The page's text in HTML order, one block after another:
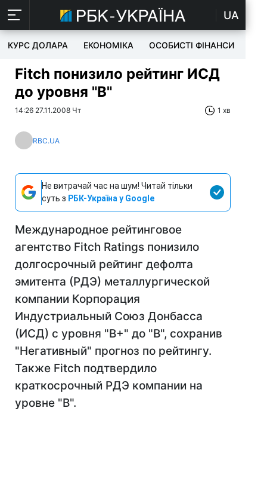
UA
КУРС ДОЛАРА ЕКОНОМІКА ОСОБИСТІ ФІНАНСИ
Fitch понизило рейтинг ИСД
до уровня "B"
14:26 27.11.2008 Чт 1 хв
RBC.UA
Не витрачай час на шум! Читай тільки
суть з РБК-Україна у Google
Международное рейтинговое
агентство Fitch Ratings понизило
долгосрочный рейтинг дефолта
эмитента (РДЭ) металлургической
компании Корпорация
Индустриальный Союз Донбасса
(ИСД) с уровня "B+" до "B", сохранив
"Негативный" прогноз по рейтингу.
Также Fitch подтвердило
краткосрочный РДЭ компании на
уровне "B".